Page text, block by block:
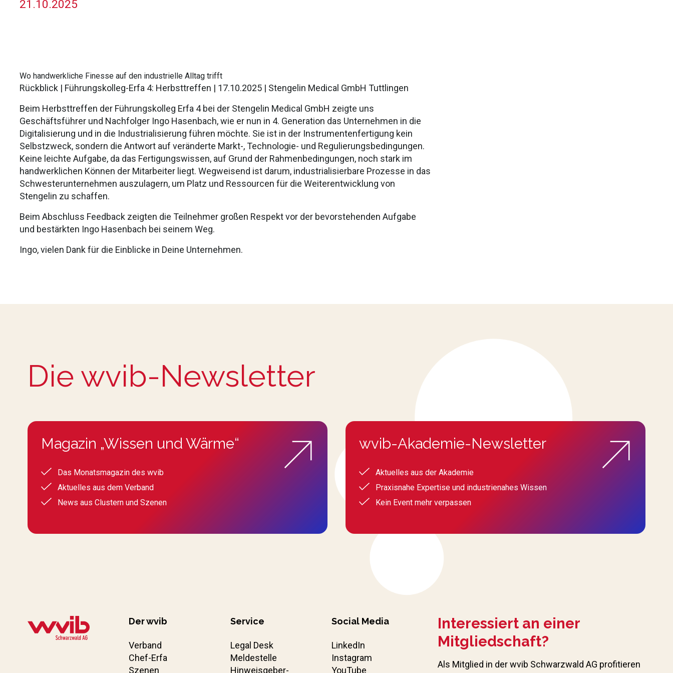
21.10.2025
Wo handwerkliche Finesse auf den industrielle Alltag trifft
Rückblick | Führungskolleg-Erfa 4: Herbsttreffen | 17.10.2025 | Stengelin Medical GmbH Tuttlingen
Beim Herbsttreffen der Führungskolleg Erfa 4 bei der Stengelin Medical GmbH zeigte uns
Geschäftsführer und Nachfolger Ingo Hasenbach, wie er nun in 4. Generation das Unternehmen in die
Digitalisierung und in die Industrialisierung führen möchte. Sie ist in der Instrumentenfertigung kein
Selbstzweck, sondern die Antwort auf veränderte Markt-, Technologie- und Regulierungsbedingungen.
Keine leichte Aufgabe, da das Fertigungswissen, auf Grund der Rahmenbedingungen, noch stark im
handwerklichen Können der Mitarbeiter liegt. Wegweisend ist darum, industrialisierbare Prozesse in das
Schwesterunternehmen auszulagern, um Platz und Ressourcen für die Weiterentwicklung von
Stengelin zu schaffen.
Beim Abschluss Feedback zeigten die Teilnehmer großen Respekt vor der bevorstehenden Aufgabe
und bestärkten Ingo Hasenbach bei seinem Weg.
Ingo, vielen Dank für die Einblicke in Deine Unternehmen.
Die wvib-Newsletter
Magazin „Wissen und Wärme“
Das Monatsmagazin des wvib
Aktuelles aus dem Verband
News aus Clustern und Szenen
wvib-Akademie-Newsletter
Aktuelles aus der Akademie
Praxisnahe Expertise und industrienahes Wissen
Kein Event mehr verpassen
Der wvib
Verband
Chef-Erfa
Szenen
Service
Legal Desk
Meldestelle
Hinweisgeber-
Social Media
LinkedIn
Instagram
YouTube
Interessiert an einer
Mitgliedschaft?
Als Mitglied in der wvib Schwarzwald AG profitieren